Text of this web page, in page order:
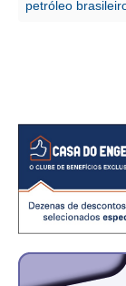
CONTEÚDO
JORNAL DO
AGENDA
SEESP NOTÍCIAS
petróleo